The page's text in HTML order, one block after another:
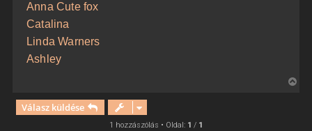
Anna Cute fox
Catalina
Linda Warners
Ashley
Válasz küldése
1 hozzászólás • Oldal: 1 / 1